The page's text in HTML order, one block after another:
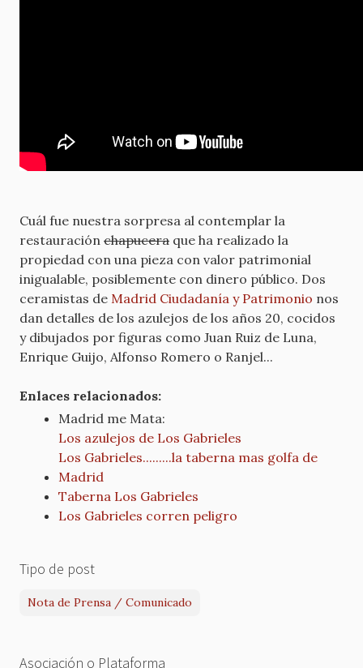
Cuál fue nuestra sorpresa al contemplar la
restauración chapucera que ha realizado la
propiedad con una pieza con valor patrimonial
inigualable, posiblemente con dinero público. Dos
ceramistas de Madrid Ciudadanía y Patrimonio nos
dan detalles de los azulejos de los años 20, cocidos
y dibujados por figuras como Juan Ruiz de Luna,
Enrique Guijo, Alfonso Romero o Ranjel...
Enlaces relacionados:
Madrid me Mata:
Los azulejos de Los Gabrieles
Los Gabrieles.........la taberna mas golfa de
Madrid
Taberna Los Gabrieles
Los Gabrieles corren peligro
Tipo de post
Nota de Prensa / Comunicado
Asociación o Plataforma